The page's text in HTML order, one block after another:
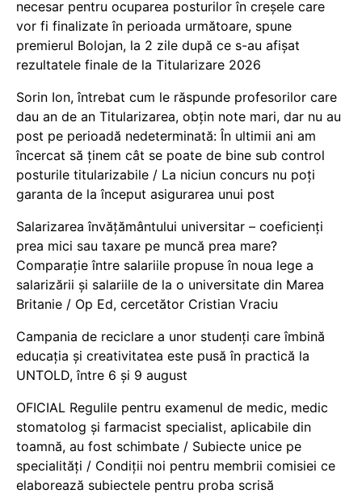
necesar pentru ocuparea posturilor în creșele care
vor fi finalizate în perioada următoare, spune
premierul Bolojan, la 2 zile după ce s-au afișat
rezultatele finale de la Titularizare 2026
Sorin Ion, întrebat cum le răspunde profesorilor care
dau an de an Titularizarea, obțin note mari, dar nu au
post pe perioadă nedeterminată: În ultimii ani am
încercat să ținem cât se poate de bine sub control
posturile titularizabile / La niciun concurs nu poți
garanta de la început asigurarea unui post
Salarizarea învățământului universitar – coeficienți
prea mici sau taxare pe muncă prea mare?
Comparație între salariile propuse în noua lege a
salarizării și salariile de la o universitate din Marea
Britanie / Op Ed, cercetător Cristian Vraciu
Campania de reciclare a unor studenți care îmbină
educația și creativitatea este pusă în practică la
UNTOLD, între 6 și 9 august
OFICIAL Regulile pentru examenul de medic, medic
stomatolog și farmacist specialist, aplicabile din
toamnă, au fost schimbate / Subiecte unice pe
specialități / Condiții noi pentru membrii comisiei ce
elaborează subiectele pentru proba scrisă